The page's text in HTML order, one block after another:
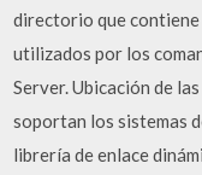
directorio que
utilizados por los
Server. Ubicación de
soportan los sistemas
librería de enlace